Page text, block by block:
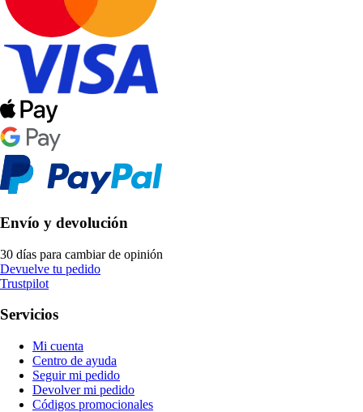
Envío y devolución
30 días para cambiar de opinión
Devuelve tu pedido
Trustpilot
Servicios
Mi cuenta
Centro de ayuda
Seguir mi pedido
Devolver mi pedido
Códigos promocionales